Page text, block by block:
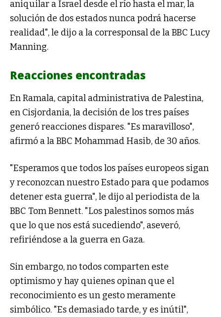
aniquilar a Israel desde el río hasta el mar, la
solución de dos estados nunca podrá hacerse
realidad", le dijo a la corresponsal de la BBC Lucy
Manning.
Reacciones encontradas
En Ramala, capital administrativa de Palestina,
en Cisjordania, la decisión de los tres países
generó reacciones dispares. "Es maravilloso",
afirmó a la BBC Mohammad Hasib, de 30 años.
"Esperamos que todos los países europeos sigan
y reconozcan nuestro Estado para que podamos
detener esta guerra", le dijo al periodista de la
BBC Tom Bennett. "Los palestinos somos más
que lo que nos está sucediendo", aseveró,
refiriéndose a la guerra en Gaza.
Sin embargo, no todos comparten este
optimismo y hay quienes opinan que el
reconocimiento es un gesto meramente
simbólico. "Es demasiado tarde, y es inútil",